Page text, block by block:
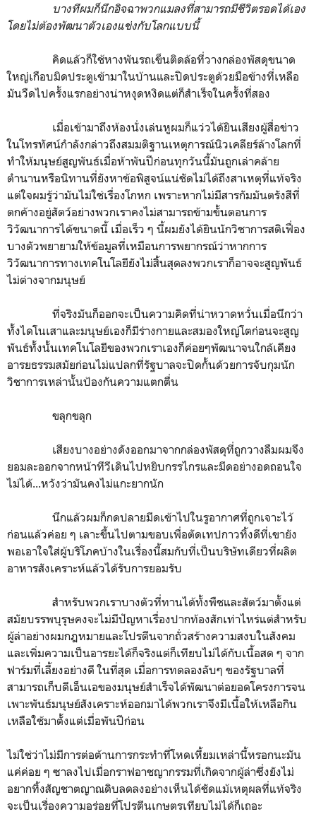
บางทีผมก็นึกอิจฉาพวกแมลงที่สามารถมีชีวิตรอดได้เอง
โดยไม่ต้องพัฒนาตัวเองแข่งกับโลกแบบนี้
คิดแล้วก็ใช้หางพันรถเข็นติดล้อที่วางกล่องพัสดุขนาด
ใหญ่เกือบมิดประตูเข้ามาในบ้านและปิดประตูด้วยมือข้างที่เหลือ
มันวืดไปครั้งแรกอย่างน่าหงุดหงิดแต่ก็สำเร็จในครั้งที่สอง
เมื่อเข้ามาถึงห้องนั่งเล่นหูผมก็แว่วได้ยินเสียงผู้สื่อข่าว
ในโทรทัศน์กำลังกล่าวถึงสมมติฐานเหตุการณ์นิวเคลียร์ล้างโลกที่
ทำให้มนุษย์สูญพันธ์เมื่อห้าพันปีก่อนทุกวันนี้มันถูกเล่าคล้าย
ตำนานหรือนิทานที่ยังหาข้อพิสูจน์แน่ชัดไม่ได้ถึงสาเหตุที่แท้จริง
แต่ใจผมรู้ว่ามันไม่ใช่เรื่องโกหก เพราะหากไม่มีสารกัมมันตรังสีที่
ตกค้างอยู่สัตว์อย่างพวกเราคงไม่สามารถข้ามขั้นตอนการ
วิวัฒนาการได้ขนาดนี้ เมื่อเร็ว ๆ นี้ผมยังได้ยินนักวิชาการสติเฟื่อง
บางตัวพยายามให้ข้อมูลที่เหมือนการพยากรณ์ว่าหากการ
วิวัฒนาการทางเทคโนโลยียังไม่สิ้นสุดลงพวกเราก็อาจจะสูญพันธ์
ไม่ต่างจากมนุษย์
ที่จริงมันก็ออกจะเป็นความคิดที่น่าหวาดหวั่นเมื่อนึกว่า
ทั้งไดโนเสาและมนุษย์เองก็มีร่างกายและสมองใหญ่โตก่อนจะสูญ
พันธ์ทั้งนั้นเทคโนโลยีของพวกเราเองก็ค่อยๆพัฒนาจนใกล้เคียง
อารยธรรมสมัยก่อนไม่แปลกที่รัฐบาลจะปิดกั้นด้วยการจับกุมนัก
วิชาการเหล่านั้นป้องกันความแตกตื่น
ขลุกขลุก
เสียงบางอย่างดังออกมาจากกล่องพัสดุที่ถูกวางลืมผมจึง
ยอมละออกจากหน้าทีวีเดินไปหยิบกรรไกรและมีดอย่างอดถอนใจ
ไม่ได้...หวังว่ามันคงไม่แกะยากนัก
นึกแล้วผมก็กดปลายมีดเข้าไปในรูอากาศที่ถูกเจาะไว้
ก่อนแล้วค่อย ๆ เลาะขึ้นไปตามขอบเพื่อตัดเทปกาวทิ้งดีที่เขายัง
พอเอาใจใส่ผู้บริโภคบ้างในเรื่องนี้สมกับที่เป็นบริษัทเดียวที่ผลิต
อาหารสังเคราะห์แล้วได้รับการยอมรับ
สำหรับพวกเราบางตัวที่ทานได้ทั้งพืชและสัตว์มาตั้งแต่
สมัยบรรพบุรุษคงจะไม่มีปัญหาเรื่องปากท้องสักเท่าไหร่แต่สำหรับ
ผู้ล่าอย่างผมกฎหมายและโปรตีนจากถั่วสร้างความสงบในสังคม
และเพิ่มความเป็นอารยะได้ก็จริงแต่ก็เทียบไม่ได้กับเนื้อสด ๆ จาก
ฟาร์มที่เลี้ยงอย่างดี ในที่สุด เมื่อการทดลองลับๆ ของรัฐบาลที่
สามารถเก็บดีเอ็นเอของมนุษย์สำเร็จได้พัฒนาต่อยอดโครงการจน
เพาะพันธ์มนุษย์สังเคราะห์ออกมาได้พวกเราจึงมีเนื้อให้เหลือกิน
เหลือใช้มาตั้งแต่เมื่อพันปีก่อน
ไม่ใช่ว่าไม่มีการต่อต้านการกระทำที่โหดเหี้ยมเหล่านี้หรอกนะมัน
แค่ค่อย ๆ ซาลงไปเมื่อกราฟอาชญากรรมที่เกิดจากผู้ล่าซึ่งยังไม่
อยากทิ้งสัญชาตญาณดิบลดลงอย่างเห็นได้ชัดแม้เหตุผลที่แท้จริง
จะเป็นเรื่องความอร่อยที่โปรตีนเกษตรเทียบไม่ได้ก็เถอะ